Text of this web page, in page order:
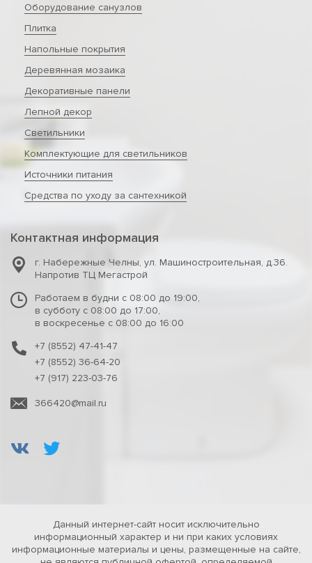
Оборудование санузлов
Плитка
Напольные покрытия
Деревянная мозаика
Декоративные панели
Лепной декор
Светильники
Комплектующие для светильников
Источники питания
Средства по уходу за сантехникой
Контактная информация
г. Набережные Челны, ул. Машиностроительная, д.36.
Напротив ТЦ Мегастрой
Работаем в будни с 08:00 до 19:00,
в субботу с 08:00 до 17:00,
в воскресенье с 08:00 до 16:00
+7 (8552) 47-41-47
+7 (8552) 36-64-20
+7 (917) 223-03-76
366420@mail.ru
Данный интернет-сайт носит исключительно
информационный характер и ни при каких условиях
информационные материалы и цены, размещенные на сайте,